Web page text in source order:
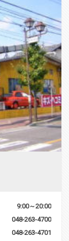
9:00～20:00
048-263-4700
048-263-4701